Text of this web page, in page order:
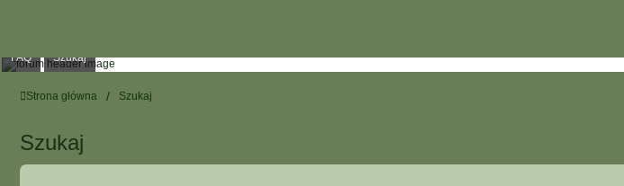
FAQ Szukaj
Strona główna Szukaj
Szukaj